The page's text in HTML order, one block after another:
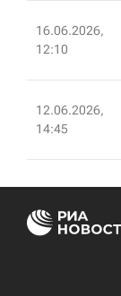
16.06.2026,
12:10
12.06.2026,
14:45